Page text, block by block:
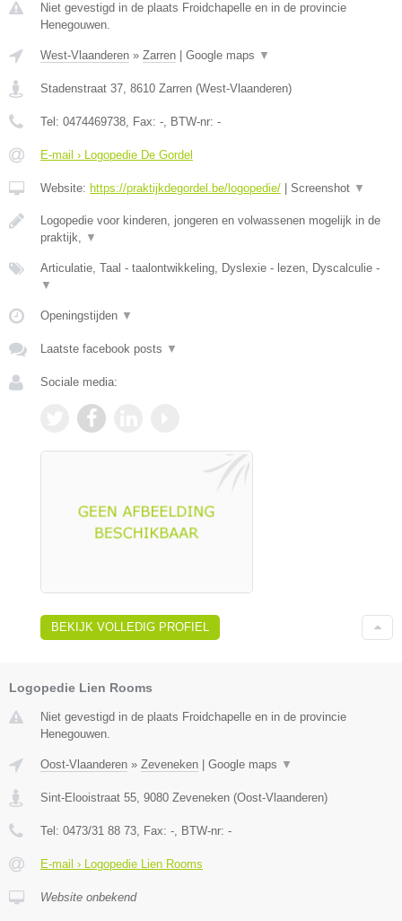
Niet gevestigd in de plaats Froidchapelle en in de provincie
Henegouwen.
West-Vlaanderen » Zarren Google maps ▼
Stadenstraat 37, 8610 Zarren (West-Vlaanderen)
Tel: 0474469738, Fax: -, BTW-nr: -
E-mail › Logopedie De Gordel
Website: https://praktijkdegordel.be/logopedie/ Screenshot ▼
Logopedie voor kinderen, jongeren en volwassenen mogelijk in de
praktijk, ▼
Articulatie, Taal - taalontwikkeling, Dyslexie - lezen, Dyscalculie -
▼
Openingstijden ▼
Laatste facebook posts ▼
Sociale media:
BEKIJK VOLLEDIG PROFIEL
Logopedie Lien Rooms
Niet gevestigd in de plaats Froidchapelle en in de provincie
Henegouwen.
Oost-Vlaanderen » Zeveneken | Google maps ▼
Sint-Elooistraat 55 9080 Zeveneken (Oost-Vlaanderen)
Tel: 0473/31 88 73 , Fax: - , BTW-nr: -
E-mail › Logopedie Lien Rooms
Website onbekend